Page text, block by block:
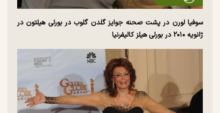
سوفیا لورن در پشت صحنه جوایز گلدن گلوب در بورلی هیلتون در
ژانویه ۲۰۱۰ در بورلی هیلز کالیفرنیا